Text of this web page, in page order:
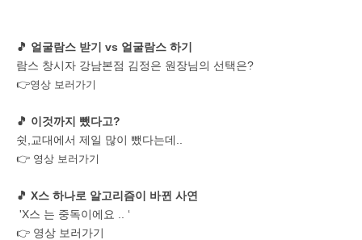
🎵 얼굴람스 받기 vs 얼굴람스 하기
람스 창시자 강남본점 김정은 원장님의 선택은?
👉영상 보러가기
🎵 이것까지 뺐다고?
쉿,교대에서 제일 많이 뺐다는데..
👉 영상 보러가기
🎵 X스 하나로 알고리즘이 바뀐 사연
'X스 는 중독이에요 .. ‘
👉 영상 보러가기